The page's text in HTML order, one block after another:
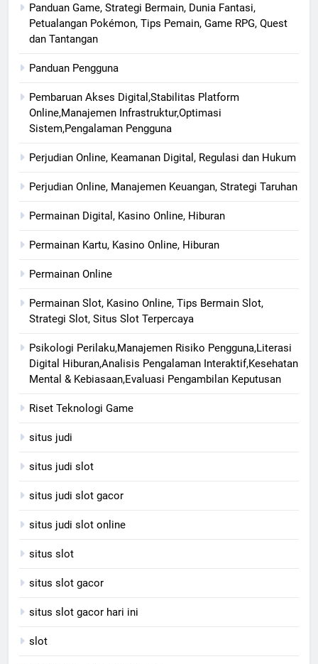
Panduan Game, Strategi Bermain, Dunia Fantasi,
Petualangan Pokémon, Tips Pemain, Game RPG, Quest
dan Tantangan
Panduan Pengguna
Pembaruan Akses Digital,Stabilitas Platform
Online,Manajemen Infrastruktur,Optimasi
Sistem,Pengalaman Pengguna
Perjudian Online, Keamanan Digital, Regulasi dan Hukum
Perjudian Online, Manajemen Keuangan, Strategi Taruhan
Permainan Digital, Kasino Online, Hiburan
Permainan Kartu, Kasino Online, Hiburan
Permainan Online
Permainan Slot, Kasino Online, Tips Bermain Slot,
Strategi Slot, Situs Slot Terpercaya
Psikologi Perilaku,Manajemen Risiko Pengguna,Literasi
Digital Hiburan,Analisis Pengalaman Interaktif,Kesehatan
Mental & Kebiasaan,Evaluasi Pengambilan Keputusan
Riset Teknologi Game
situs judi
situs judi slot
situs judi slot gacor
situs judi slot online
situs slot
situs slot gacor
situs slot gacor hari ini
slot